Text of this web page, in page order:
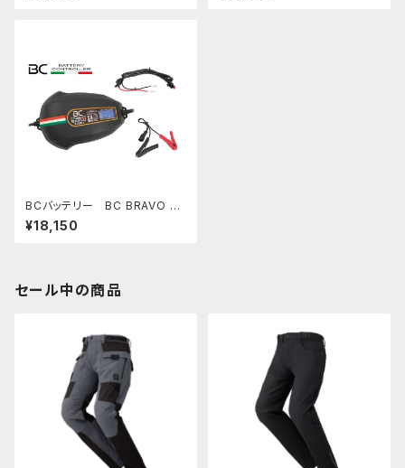
BCバッテリー BC BRAVO 20
00+ バッテリーチャージャー
＆テスター
¥18,150
セール中の商品